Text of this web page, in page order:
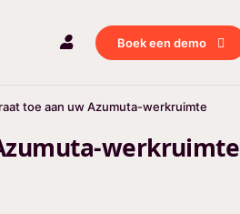
Boek een demo
toe aan uw Azumuta-werkruimte
werkruimte